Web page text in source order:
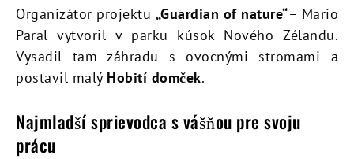
Organizátor projektu „Guardian of nature“– Mario
Paral vytvoril v parku kúsok Nového Zélandu.
Vysadil tam záhradu s ovocnými stromami a
postavil malý Hobití domček.
Najmladší sprievodca s vášňou pre svoju
prácu